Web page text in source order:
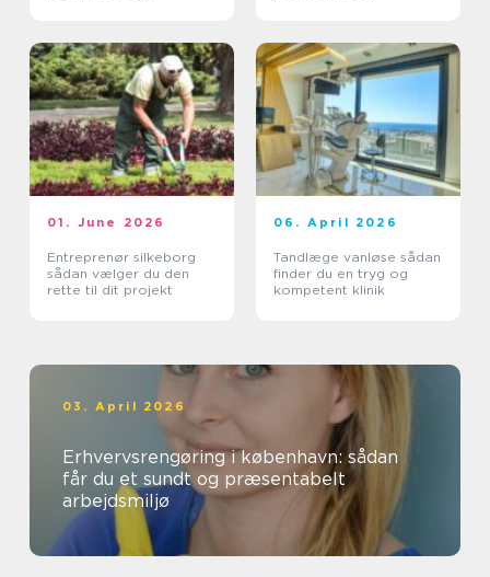
01. June 2026
Entreprenør silkeborg
sådan vælger du den
rette til dit projekt
06. April 2026
Tandlæge vanløse sådan
finder du en tryg og
kompetent klinik
03. April 2026
Erhvervsrengøring i københavn: sådan
får du et sundt og præsentabelt
arbejdsmiljø